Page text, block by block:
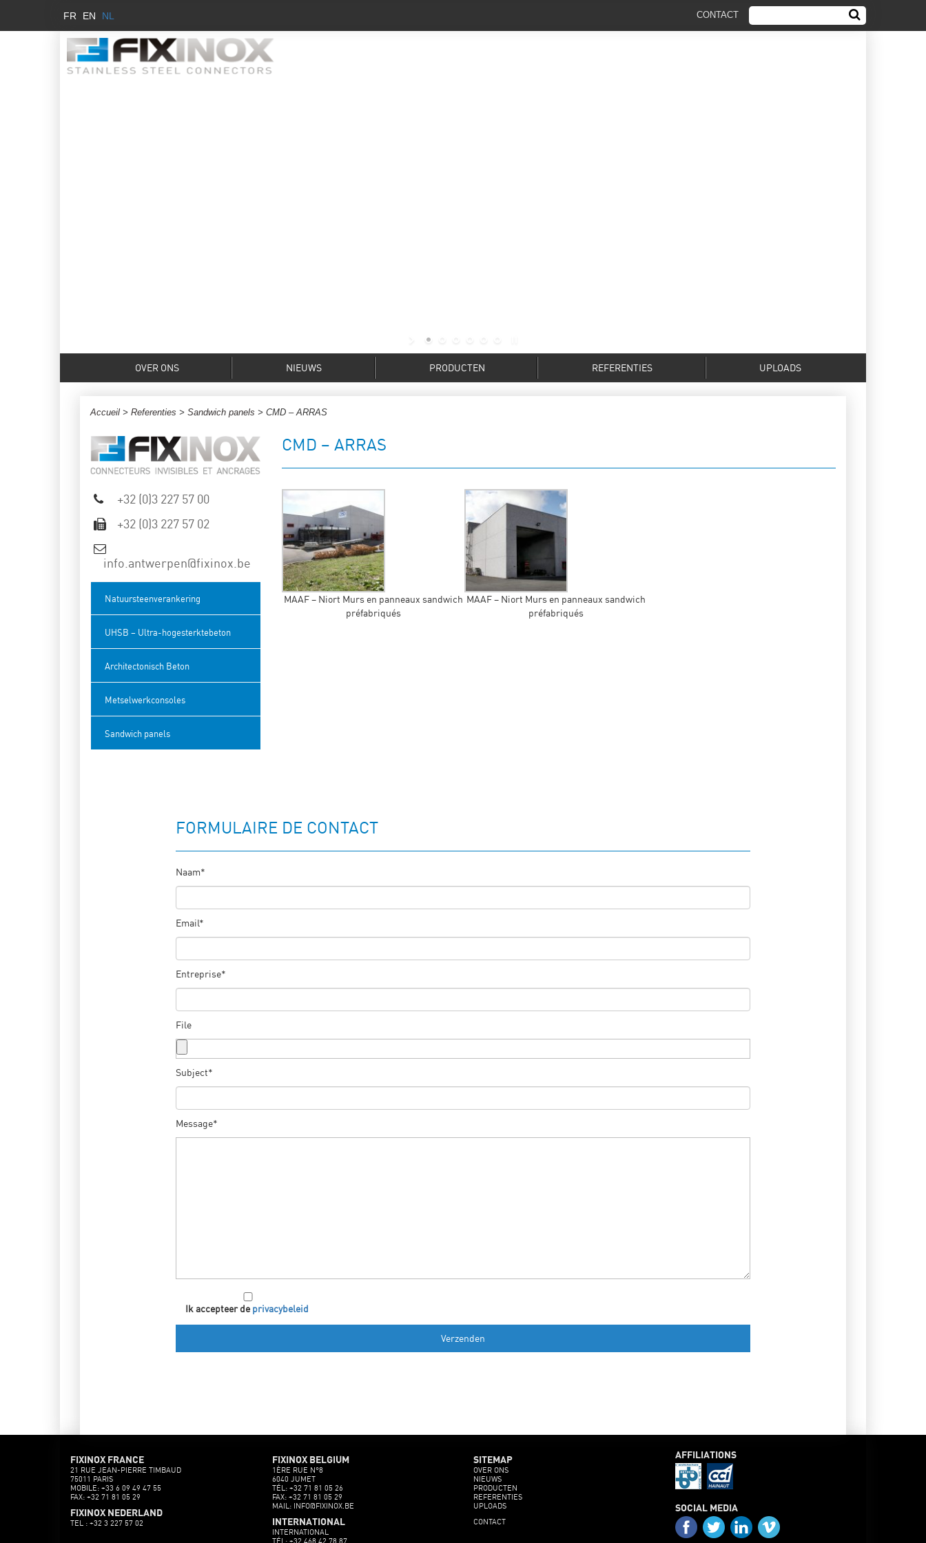
FR EN NL CONTACT
OVER ONS NIEUWS PRODUCTEN REFERENTIES UPLOADS
Accueil >Referenties >Sandwich panels > CMD – ARRAS
+32 (0)3 227 57 00
+32 (0)3 227 57 02
info.antwerpen@fixinox.be
Natuursteenverankering
UHSB – Ultra-hogesterktebeton
Architectonisch Beton
Metselwerkconsoles
Sandwich panels
CMD – ARRAS
MAAF – Niort Murs en panneaux sandwich
préfabriqués
MAAF – Niort Murs en panneaux sandwich
préfabriqués
FORMULAIRE DE CONTACT
Naam*
Email*
Entreprise*
File
Subject*
Message*
Ik accepteer de privacybeleid
FIXINOX FRANCE
21 RUE JEAN-PIERRE TIMBAUD
75011 PARIS
MOBILE: +33 6 09 49 47 55
FAX: +32 71 81 05 29
FIXINOX NEDERLAND
TEL : +32 3 227 57 02
FIXINOX BELGIUM
1ÈRE RUE N°8
6040 JUMET
TÉL: +32 71 81 05 26
FAX: +32 71 81 05 29
MAIL: INFO@FIXINOX.BE
INTERNATIONAL
INTERNATIONAL
TÉL: +32 468 42 78 87
SITEMAP
OVER ONS
NIEUWS
PRODUCTEN
REFERENTIES
UPLOADS
CONTACT
AFFILIATIONS
SOCIAL MEDIA